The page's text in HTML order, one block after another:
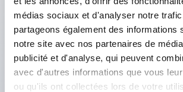
médias sociaux et d'analyser notre
partageons également des informations
notre site avec nos partenaires de
publicité et d'analyse, qui peuvent
avec d'autres informations que vous
ou qu'ils ont collectées lors de votre
22 étages). Conception peu
possible.
Structure de sécurité de 3e
déclenchement à 2 actions, garde
structure de protection des doigts